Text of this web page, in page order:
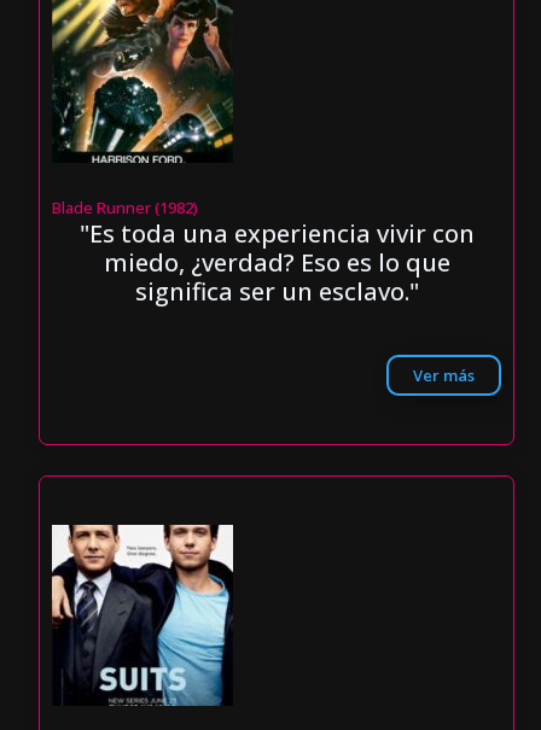
Blade Runner (1982)
"Es toda una experiencia vivir con
miedo, ¿verdad? Eso es lo que
significa ser un esclavo."
Ver más